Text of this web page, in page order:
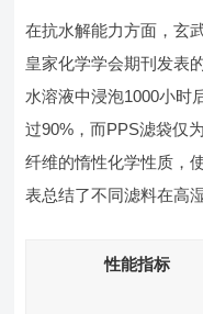
在抗水解能力方面，玄
皇家化学学会期刊发表
水溶液中浸泡1000小时
过90%，而PPS滤袋仅
纤维的惰性化学性质，
表总结了不同滤料在高
性能指标